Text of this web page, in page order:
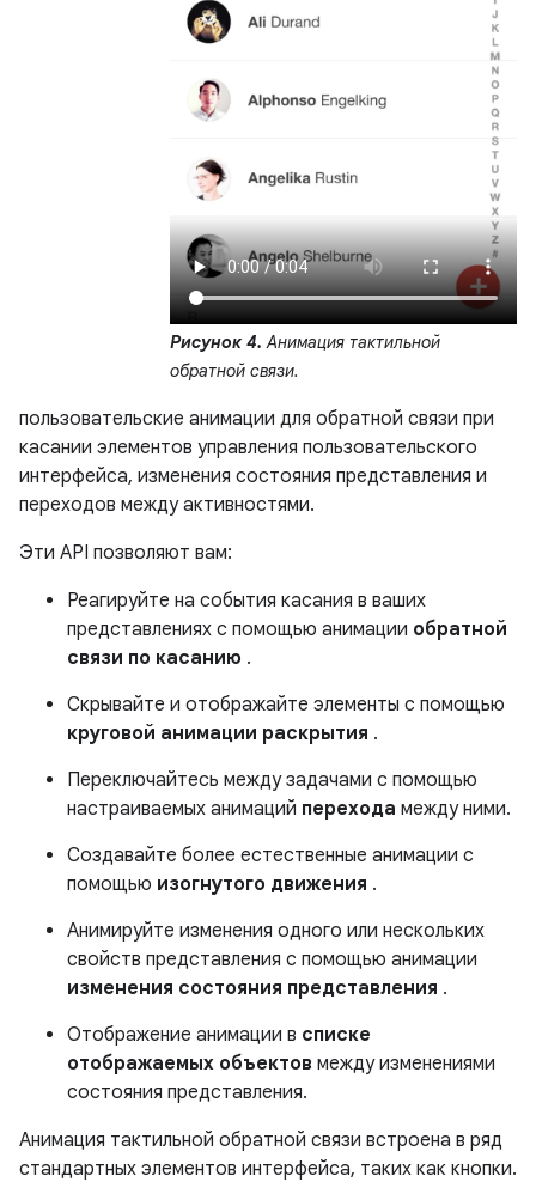
Рисунок 4. Анимация тактильной
обратной связи.
пользовательские анимации для обратной связи при
касании элементов управления пользовательского
интерфейса, изменения состояния представления и
переходов между активностями.
Эти API позволяют вам:
Реагируйте на события касания в ваших
представлениях с помощью анимации обратной
связи по касанию .
Скрывайте и отображайте элементы с помощью
круговой анимации раскрытия .
Переключайтесь между задачами с помощью
настраиваемых анимаций перехода между ними.
Создавайте более естественные анимации с
помощью изогнутого движения .
Анимируйте изменения одного или нескольких
свойств представления с помощью анимации
изменения состояния представления .
Отображение анимации в списке
отображаемых объектов между изменениями
состояния представления.
Анимация тактильной обратной связи встроена в ряд
стандартных элементов интерфейса, таких как кнопки.